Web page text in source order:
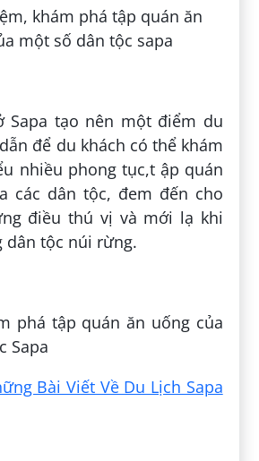
Sapa tạo nên một điểm du
để du khách có thể khám
nhiều phong tục,t ập quán
các dân tộc, đem đến cho
điều thú vị và mới lạ khi
dân tộc núi rừng.
phá tập quán ăn uống của
Sapa
Bài Viết Về Du Lịch Sapa